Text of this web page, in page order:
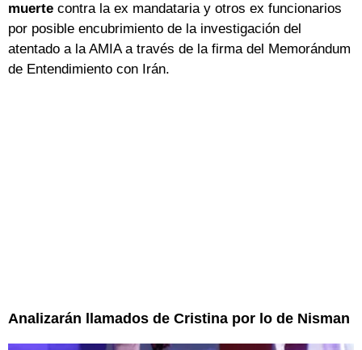
muerte contra la ex mandataria y otros ex funcionarios
por posible encubrimiento de la investigación del
atentado a la AMIA a través de la firma del Memorándum
de Entendimiento con Irán.
Analizarán llamados de Cristina por lo de Nisman